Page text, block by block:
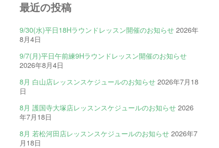
最近の投稿
9/30(水)平日18Hラウンドレッスン開催のお知らせ 2026年
8月4日
9/7(月)平日午前練9Hラウンドレッスン開催のお知らせ
2026年8月4日
8月 白山店レッスンスケジュールのお知らせ 2026年7月18
日
8月 護国寺大塚店レッスンスケジュールのお知らせ 2026
年7月18日
8月 若松河田店レッスンスケジュールのお知らせ 2026年7
月18日